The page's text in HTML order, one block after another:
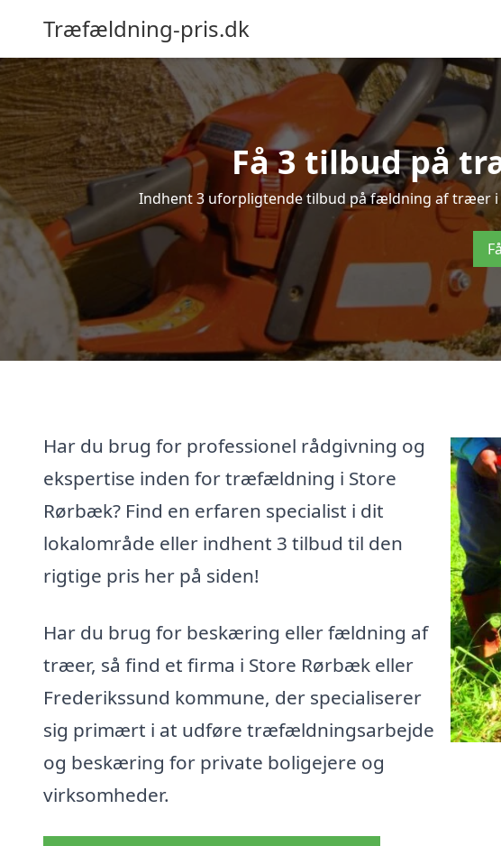
Træfældning-pris.dk
Få 3 tilbud på
Indhent 3 uforpligtende tilbud på fældning af træer
Har du brug for professionel rådgivning og
ekspertise inden for træfældning i Store
Rørbæk? Find en erfaren specialist i dit
lokalområde eller indhent 3 tilbud til den
rigtige pris her på siden!
Har du brug for beskæring eller fældning af
træer, så find et firma i Store Rørbæk eller
Frederikssund kommune, der specialiserer
sig primært i at udføre træfældningsarbejde
og beskæring for private boligejere og
virksomheder.